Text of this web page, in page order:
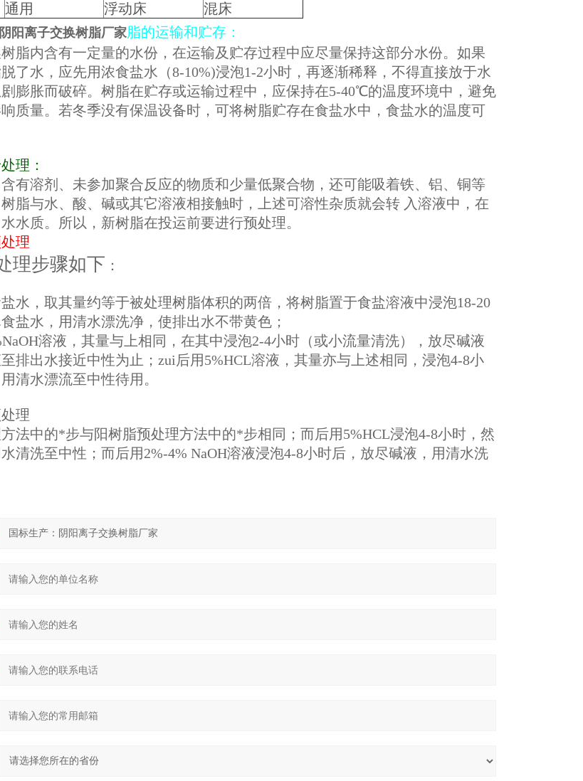
通用 浮动床
混床
阳离子交换树脂厂家脂的运输和贮存：
含有一定量的水份，在运输及贮存过程中应尽量保持这部分水份。如果
了水，应先用浓食盐水（8-10%)浸泡1-2小时，再逐渐稀释，不得直接放于水
膨胀而破碎。树脂在贮存或运输过程中，应保持在5-40℃的温度环境中，避免
质量。若冬季没有保温设备时，可将树脂贮存在食盐水中，食盐水的温度可
理：
剂、未参加聚合反应的物质和少量低聚合物，还可能吸着铁、铝、铜等
脂与水、酸、碱或其它溶液相接触时，上述可溶性杂质就会转 入溶液中，在
水质。所以，新树脂在投运前要进行预处理。
理
理步骤如下 ：
水，取其量约等于被处理树脂体积的两倍，将树脂置于食盐溶液中浸泡18-20
盐水，用清水漂洗净，使排出水不带黄色；
溶液，其量与上相同，在其中浸泡2-4小时（或小流量清洗），放尽碱液
排出水接近中性为止；zui后用5%HCL溶液，其量亦与上述相同，浸泡4-8小
清水漂流至中性待用。
理
的*步与阳树脂预处理方法中的*步相同；而后用5%HCL浸泡4-8小时，然
清洗至中性；而后用2%-4% NaOH溶液浸泡4-8小时后，放尽碱液，用清水洗